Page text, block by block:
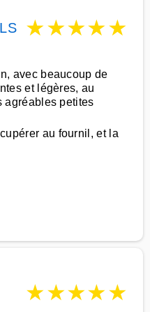
★★★★★
avec beaucoup de
et légères, au
agréables petites
au fournil, et la
★★★★★